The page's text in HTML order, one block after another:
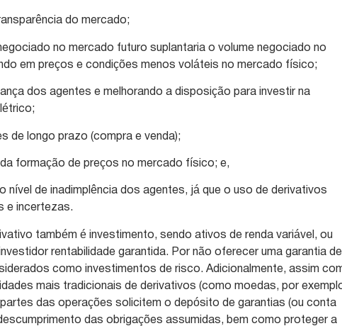
do mercado;
no mercado futuro suplantaria o volume negociado no
em preços e condições menos voláteis no mercado físico;
dos agentes e melhorando a disposição para investir na
de longo prazo (compra e venda);
formação de preços no mercado físico; e,
nível de inadimplência dos agentes, já que o uso de derivativos
e incertezas.
também é investimento, sendo ativos de renda variável, ou
rentabilidade garantida. Por não oferecer uma garantia de
como investimentos de risco. Adicionalmente, assim
mais tradicionais de derivativos (como moedas, por
das operações solicitem o depósito de garantias (ou conta
das obrigações assumidas, bem como proteger a